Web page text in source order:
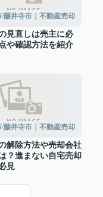
藤井寺市｜不動産売却
見直しは売主に必
や確認方法を紹介
藤井寺市｜不動産売却
解除方法や売却会社
？進まない自宅売却
見